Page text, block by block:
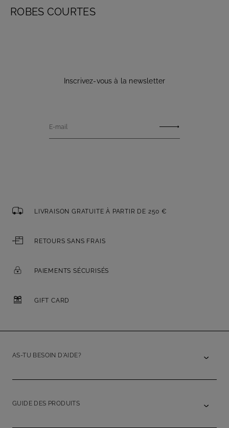
ROBES COURTES
Inscrivez-vous à la newsletter
E-mail
LIVRAISON GRATUITE À PARTIR DE 250 €
RETOURS SANS FRAIS
PAIEMENTS SÉCURISÉS
GIFT CARD
AS-TU BESOIN D'AIDE?
GUIDE DES PRODUITS